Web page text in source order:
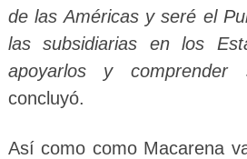
de las Américas y seré el
las subsidiarias en los
apoyarlos y comprender
concluyó.
Así como como Macarena